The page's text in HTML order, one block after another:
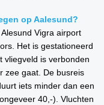
op Aalesund?
Vigra airport
Het is gestationeerd
vliegveld is verbonden
zee gaat. De busreis
iets minder dan een
40,-). Vluchten